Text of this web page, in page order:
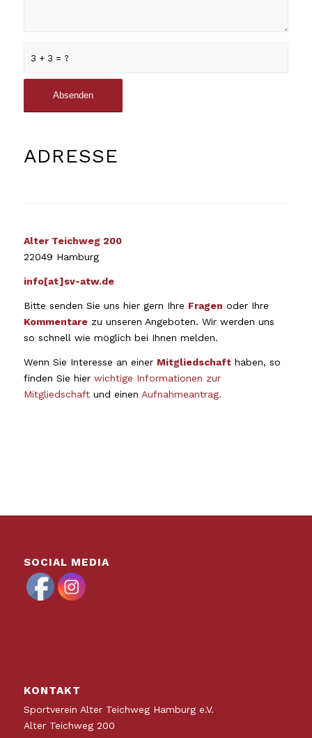
3 + 3 = ?
ADRESSE
Alter Teichweg 200
22049 Hamburg
info[at]sv-atw.de
Bitte senden Sie uns hier gern Ihre Fragen oder Ihre
Kommentarezu unseren Angeboten. Wir werden uns
so schnell wie möglich bei Ihnen melden.
Wenn Sie Interesse an einer Mitgliedschafthaben, so
finden Sie hier wichtige Informationen zur
Mitgliedschaftund einen Aufnahmeantrag.
SOCIAL MEDIA
KONTAKT
Sportverein Alter Teichweg Hamburg e.V.
Alter Teichweg 200